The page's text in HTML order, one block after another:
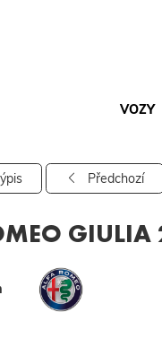
VOZY
alespoň 3 znaky.
Předchozí